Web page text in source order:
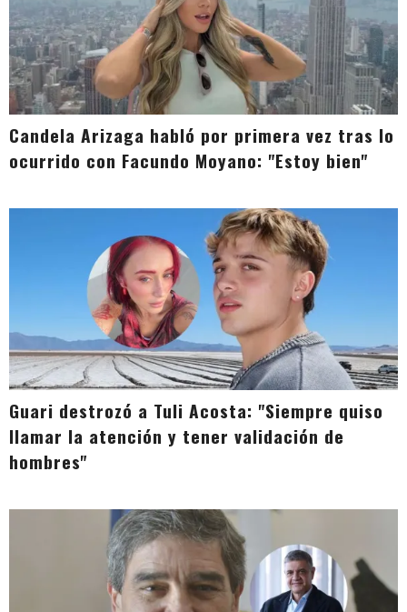
Candela Arizaga habló por primera vez tras lo
ocurrido con Facundo Moyano: "Estoy bien"
Guari destrozó a Tuli Acosta: "Siempre quiso
llamar la atención y tener validación de
hombres"